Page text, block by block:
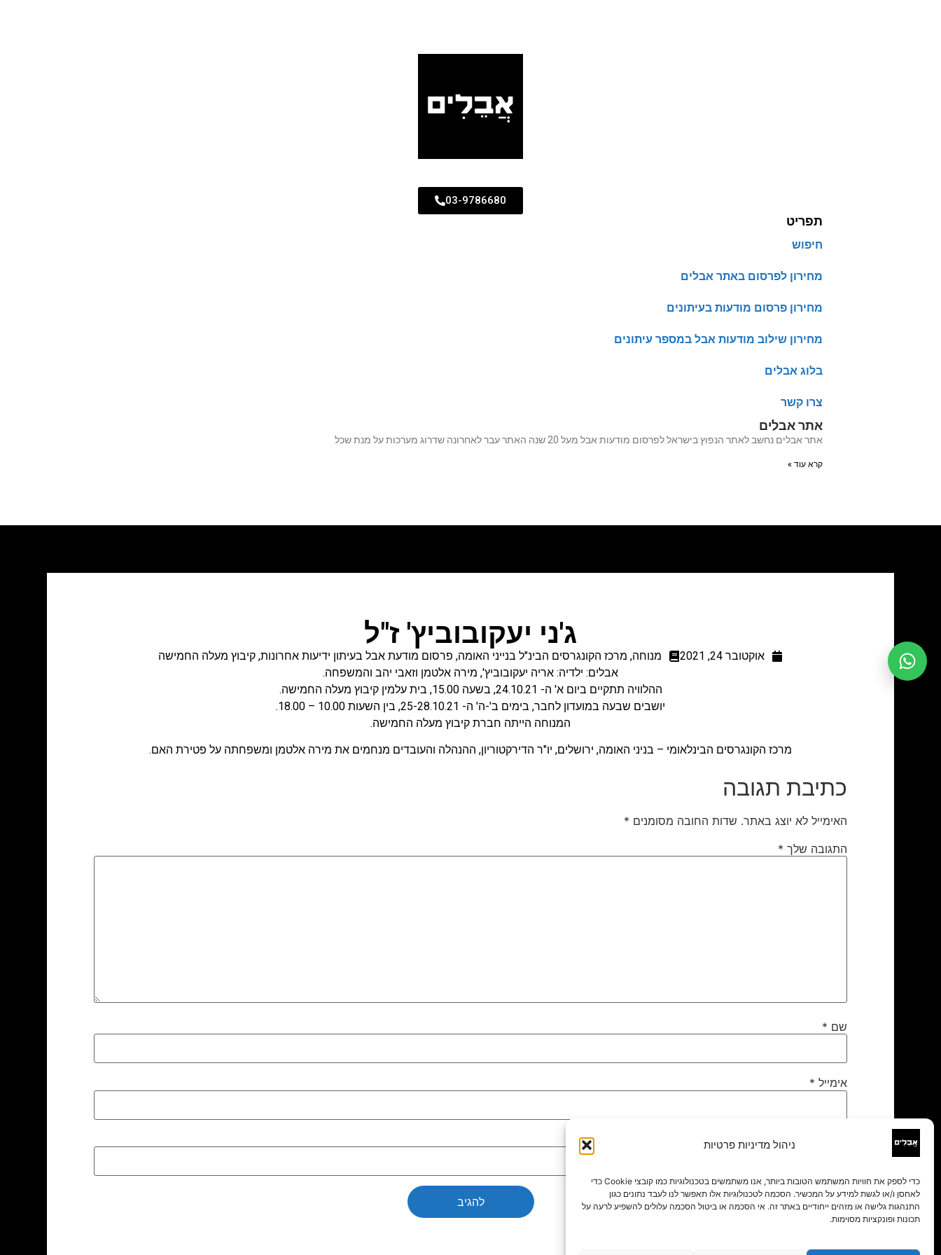
ניהול מדיניות פרטיות
כדי לספק את חוויות המשתמש הטובות ביותר, אנו משתמשים בטכנולוגיות כמו קובצי Cookie כדי
לאחסן ו/או לגשת למידע על המכשיר. הסכמה לטכנולוגיות אלו תאפשר לנו לעבד נתונים כגון
התנהגות גלישה או מזהים ייחודיים באתר זה. אי הסכמה או ביטול הסכמה עלולים להשפיע לרעה על
תכונות ופונקציות מסוימות.
03-9786680
תפריט
חיפוש
מחירון לפרסום באתר אבלים
מחירון פרסום מודעות בעיתונים
מחירון שילוב מודעות אבל במספר עיתונים
בלוג אבלים
צרו קשר
אתר אבלים
אתר אבלים נחשב לאתר הנפוץ בישראל לפרסום מודעות אבל מעל 20 שנה האתר עבר לאחרונה שדרוג מערכות על מנת שכל
קרא עוד »
ג'ני יעקובוביץ' ז"ל
אוקטובר 24, 2021 מנוחה, מרכז הקונגרסים הבינ"ל בנייני האומה, פרסום מודעת אבל בעיתון ידיעות אחרונות, קיבוץ מעלה החמישה
אבלים: ילדיה: אריה יעקובוביץ', מירה אלטמן וזאבי יהב והמשפחה.
ההלוויה תתקיים ביום א' ה- 24.10.21, בשעה 15.00, בית עלמין קיבוץ מעלה החמישה.
יושבים שבעה במועדון לחבר, בימים ב'-ה' ה- 25-28.10.21, בין השעות 10.00 – 18.00.​
המנוחה הייתה חברת קיבוץ מעלה החמישה.
מרכז הקונגרסים הבינלאומי – בניני האומה, ירושלים, יו"ר הדירקטוריון, ההנהלה והעובדים מנחמים את מירה אלטמן ומשפחתה על פטירת האם.
כתיבת תגובה
האימייל לא יוצג באתר. שדות החובה מסומנים *
התגובה שלך *
שם *
אימייל *